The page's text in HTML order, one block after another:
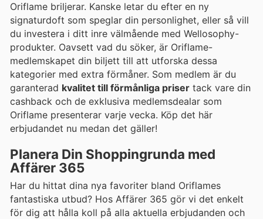
Oriflame briljerar. Kanske letar du efter en ny
signaturdoft som speglar din personlighet, eller så vill
du investera i ditt inre välmående med Wellosophy-
produkter. Oavsett vad du söker, är Oriflame-
medlemskapet din biljett till att utforska dessa
kategorier med extra förmåner. Som medlem är du
garanterad kvalitet till förmånliga priser tack vare din
cashback och de exklusiva medlemsdealar som
Oriflame presenterar varje vecka. Köp det här
erbjudandet nu medan det gäller!
Planera Din Shoppingrunda med
Affärer 365
Har du hittat dina nya favoriter bland Oriflames
fantastiska utbud? Hos Affärer 365 gör vi det enkelt
för dig att hålla koll på alla aktuella erbjudanden och